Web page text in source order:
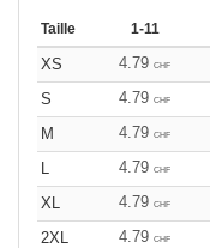
Taille 1-11
XS 4.79 CHF
S
4.79 CHF
M
4.79 CHF
L
4.79 CHF
XL
4.79 CHF
2XL
4.79 CHF